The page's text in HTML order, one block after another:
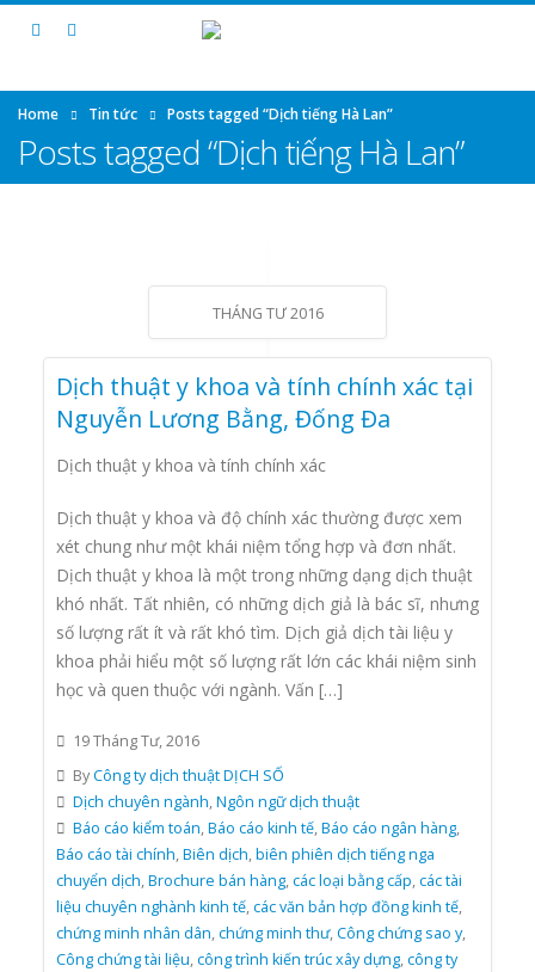
Home Tin tức Posts tagged “Dịch tiếng Hà Lan”
Posts tagged “Dịch tiếng Hà Lan”
THÁNG TƯ 2016
Dịch thuật y khoa và tính chính xác tại
Nguyễn Lương Bằng, Đống Đa
Dịch thuật y khoa và tính chính xác
Dịch thuật y khoa và độ chính xác thường được xem
xét chung như một khái niệm tổng hợp và đơn nhất.
Dịch thuật y khoa là một trong những dạng dịch thuật
khó nhất. Tất nhiên, có những dịch giả là bác sĩ, nhưng
số lượng rất ít và rất khó tìm. Dịch giả dịch tài liệu y
khoa phải hiểu một số lượng rất lớn các khái niệm sinh
học và quen thuộc với ngành. Vấn […]
19 Tháng Tư, 2016
ByCông ty dịch thuật DỊCH SỐ
Dịch chuyên ngành,Ngôn ngữ dịch thuật
Báo cáo kiểm toán,Báo cáo kinh tế,Báo cáo ngân hàng,
Báo cáo tài chính,Biên dịch,biên phiên dịch tiếng nga
chuyển dịch,Brochure bán hàng,các loại bằng cấp,các tài
liệu chuyên nghành kinh tế,các văn bản hợp đồng kinh tế,
chứng minh nhân dân,chứng minh thư,Công chứng sao y,
Công chứng tài liệu,công trình kiến trúc xây dựng,công ty